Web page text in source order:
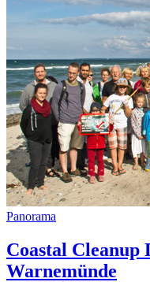
Panorama
Coastal
Warnemünde